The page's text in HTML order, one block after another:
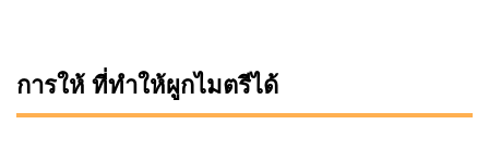
การให้ ที่ทำให้ผูกไมตรีได้